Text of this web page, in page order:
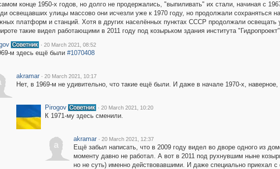
конце 1950-х годов, но долго не продержались, "выпиливать" их стали, начиная с
освещавших улицы массово они исчезли уже к 1970 году, но продолжали сохраняться
платформ и станций. Хотя в других населённых пунктах СССР продолжали
такие видел работающими в 2011 году под козырьком здания института
· 20 March 2021, 08:52
м здесь ещё были #1070408
akramar · 20 March 2021, 10:17
Нет, в 1969-м не удивительно, что такие ещё были. И даже в начале 1970-х,
Pirogov · 20 March 2021, 10:20
К 1971-му здесь сменили.
a
akramar · 20 March 2021, 12:37
Ещё забыл написать, что в 2009 году видел во дворе одного из
моменту давно не работал. А вот в 2011 под рухнувшим ныне
но не суть) именно действовавшими. И даже специально приехал